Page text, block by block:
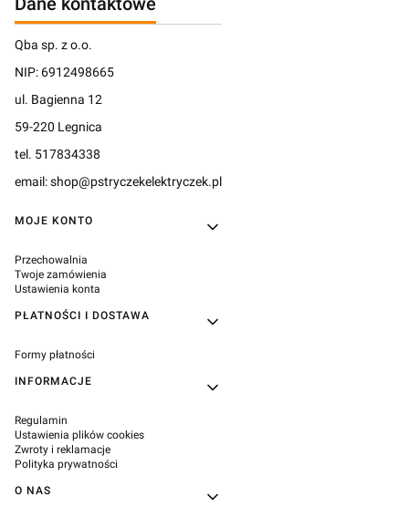
Qba sp. z o.o.
NIP: 6912498665
ul. Bagienna 12
59-220 Legnica
tel. 517834338
email: shop@pstryczekelektryczek.pl
Linki w stopce
MOJE KONTO
Przechowalnia
Twoje zamówienia
Ustawienia konta
PŁATNOŚCI I DOSTAWA
Formy płatności
INFORMACJE
Regulamin
Ustawienia plików cookies
Zwroty i reklamacje
Polityka prywatności
O NAS